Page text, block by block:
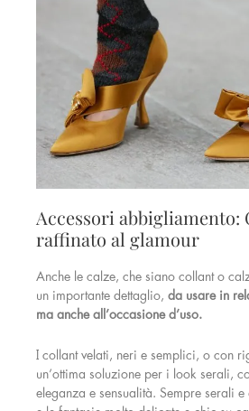
Accessori abbigliamento:
raffinato al glamour
Anche le calze, che siano collant o
un importante dettaglio, da usare in
ma anche all’occasione d’uso.
I collant velati, neri e semplici, o con
un’ottima soluzione per i look serali,
eleganza e sensualità. Sempre serali